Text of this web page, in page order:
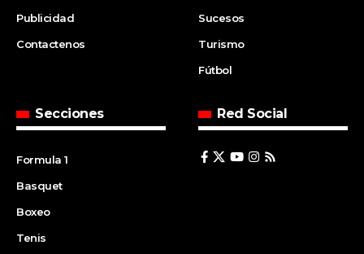
Publicidad
Contactenos
Sucesos
Turismo
Fútbol
Secciones
Formula 1
Basquet
Boxeo
Tenis
Red Social